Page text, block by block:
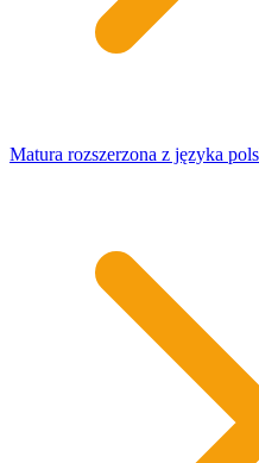
Matura rozszerzona z języka